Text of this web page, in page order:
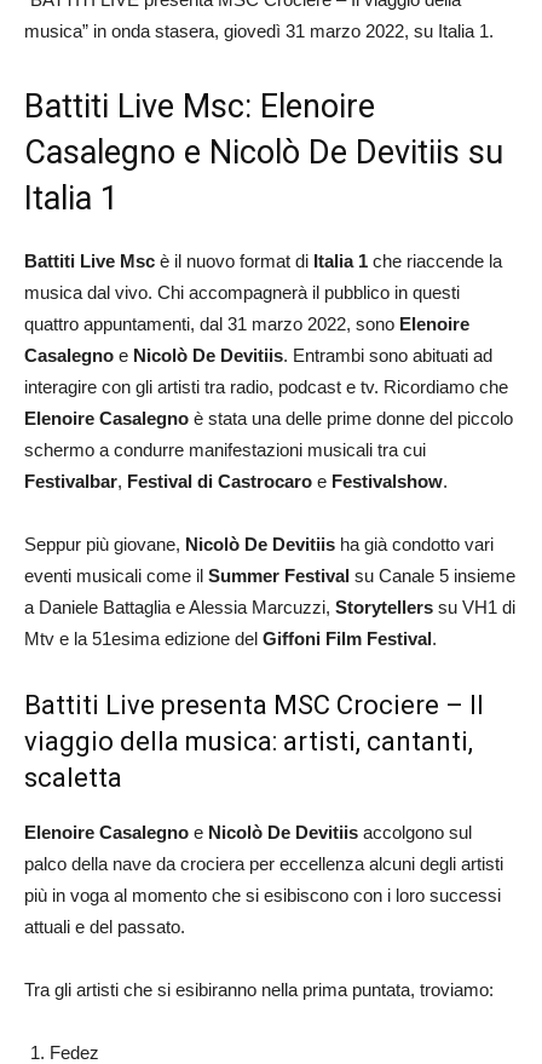
musica” in onda stasera, giovedì 31 marzo 2022, su Italia 1.
Battiti Live Msc: Elenoire
Casalegno e Nicolò De Devitiis su
Italia 1
Battiti Live Msc è il nuovo format di Italia 1 che riaccende la
musica dal vivo. Chi accompagnerà il pubblico in questi
quattro appuntamenti, dal 31 marzo 2022, sono Elenoire
Casalegno e Nicolò De Devitiis. Entrambi sono abituati ad
interagire con gli artisti tra radio, podcast e tv. Ricordiamo che
Elenoire Casalegno è stata una delle prime donne del piccolo
schermo a condurre manifestazioni musicali tra cui
Festivalbar, Festival di Castrocaro e Festivalshow.
Seppur più giovane, Nicolò De Devitiis ha già condotto vari
eventi musicali come il Summer Festival su Canale 5 insieme
a Daniele Battaglia e Alessia Marcuzzi, Storytellers su VH1 di
Mtv e la 51esima edizione del Giffoni Film Festival.
Battiti Live presenta MSC Crociere – Il
viaggio della musica: artisti, cantanti,
scaletta
Elenoire Casalegno e Nicolò De Devitiis accolgono sul
palco della nave da crociera per eccellenza alcuni degli artisti
più in voga al momento che si esibiscono con i loro successi
attuali e del passato.
Tra gli artisti che si esibiranno nella prima puntata, troviamo:
Fedez